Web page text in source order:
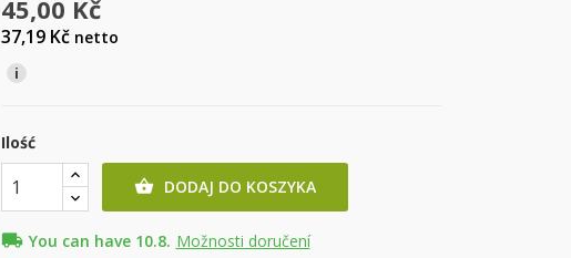
45,00 Kč
37,19 Kč netto
i
Ilość
 DODAJ DO KOSZYKA
local_shipping You can have 10.8. Možnosti doručení